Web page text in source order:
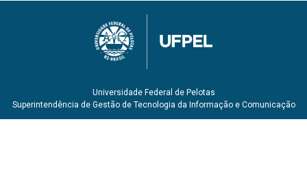
Universidade Federal de Pelotas
Superintendência de Gestão de Tecnologia da Informação e Comunicação